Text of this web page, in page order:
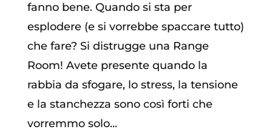
fanno bene. Quando si sta per
esplodere (e si vorrebbe spaccare tutto)
che fare? Si distrugge una Range
Room! Avete presente quando la
rabbia da sfogare, lo stress, la tensione
e la stanchezza sono così forti che
vorremmo solo...